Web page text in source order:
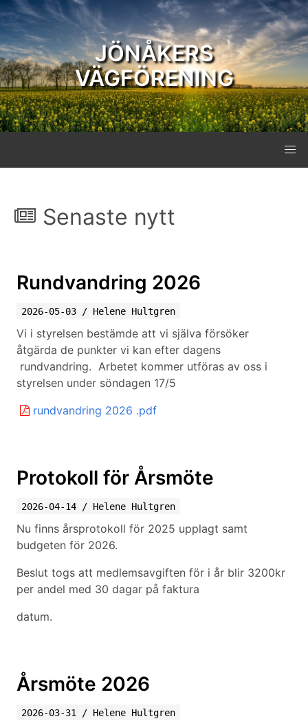
JÖNÅKERS
VÄGFÖRENING
Senaste nytt
Rundvandring 2026
2026-05-03 / Helene Hultgren
Vi i styrelsen bestämde att vi själva försöker
åtgärda de punkter vi kan efter dagens
rundvandring. Arbetet kommer utföras av oss i
styrelsen under söndagen 17/5
rundvandring 2026 .pdf
Protokoll för Årsmöte
2026-04-14 / Helene Hultgren
Nu finns årsprotokoll för 2025 upplagt samt
budgeten för 2026.
Beslut togs att medlemsavgiften för i år blir 3200kr
per andel med 30 dagar på faktura
datum.
Årsmöte 2026
2026-03-31 / Helene Hultgren